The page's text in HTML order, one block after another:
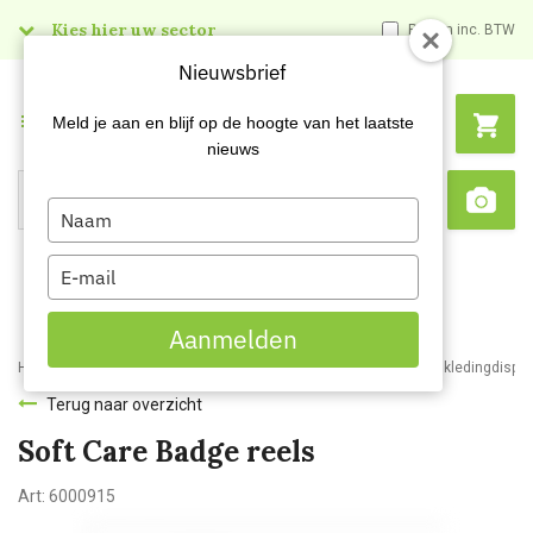
Kies hier uw sector Prijzen inc. BTW
Search
Menu
Home Webshop Werkkleding Disposable kleding
Terug naar overzicht
Soft Care Badge reels
Art: 6000915
Nieuwsbrief
Meld je aan en blijf op de hoogte van het laatste
nieuws
Type
your
name
Type
your
email
Aanmelden